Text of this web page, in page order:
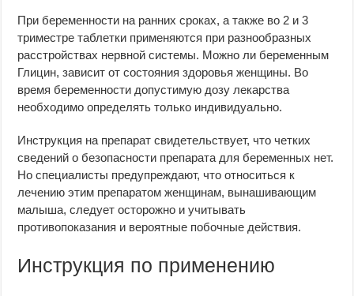
При беременности на ранних сроках, а также во 2 и 3
триместре таблетки применяются при разнообразных
расстройствах нервной системы. Можно ли беременным
Глицин, зависит от состояния здоровья женщины. Во
время беременности допустимую дозу лекарства
необходимо определять только индивидуально.
Инструкция на препарат свидетельствует, что четких
сведений о безопасности препарата для беременных нет.
Но специалисты предупреждают, что относиться к
лечению этим препаратом женщинам, вынашивающим
малыша, следует осторожно и учитывать
противопоказания и вероятные побочные действия.
Инструкция по применению